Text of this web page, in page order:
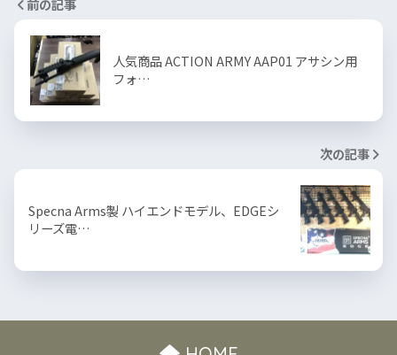
前の記事
人気商品 ACTION ARMY AAP01 アサシン用
フォ…
次の記事
Specna Arms製 ハイエンドモデル、EDGEシ
リーズ電…